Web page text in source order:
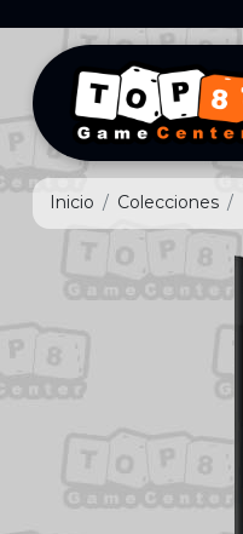
Inicio Colecciones